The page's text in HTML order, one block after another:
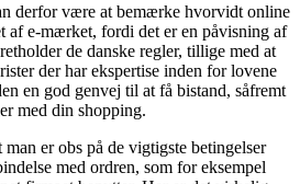
derfor være at bemærke hvorvidt online
af e-mærket, fordi det er en påvisning af
de danske regler, tillige med at
der har ekspertise inden for lovene
en god genvej til at få bistand, såfremt
med din shopping.
er obs på de vigtigste betingelser
med ordren, som for eksempel